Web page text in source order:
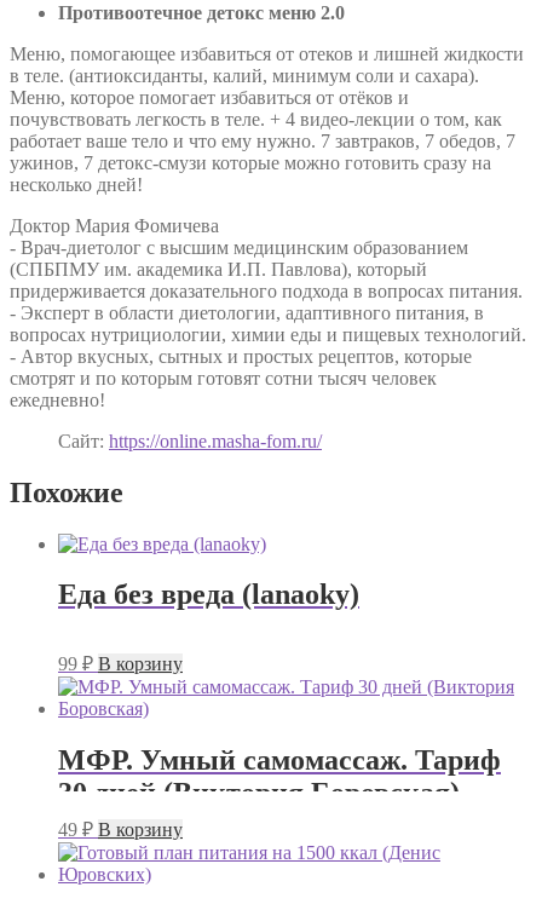
Противоотечное детокс меню 2.0
Меню, помогающее избавиться от отеков и лишней жидкости
в теле. (антиоксиданты, калий, минимум соли и сахара).
Меню, которое помогает избавиться от отёков и
почувствовать легкость в теле. + 4 видео-лекции о том, как
работает ваше тело и что ему нужно. 7 завтраков, 7 обедов, 7
ужинов, 7 детокс-смузи которые можно готовить сразу на
несколько дней!
Доктор Мария Фомичева
- Врач-диетолог с высшим медицинским образованием
(СПБПМУ им. академика И.П. Павлова), который
придерживается доказательного подхода в вопросах питания.
- Эксперт в области диетологии, адаптивного питания, в
вопросах нутрициологии, химии еды и пищевых технологий.
- Автор вкусных, сытных и простых рецептов, которые
смотрят и по которым готовят сотни тысяч человек
ежедневно!
Сайт: https://online.masha-fom.ru/
Похожие
Еда без вреда (lanaoky)
99 ₽ В корзину
МФР. Умный самомассаж. Тариф
30 дней (Виктория Боровская)
49 ₽ В корзину